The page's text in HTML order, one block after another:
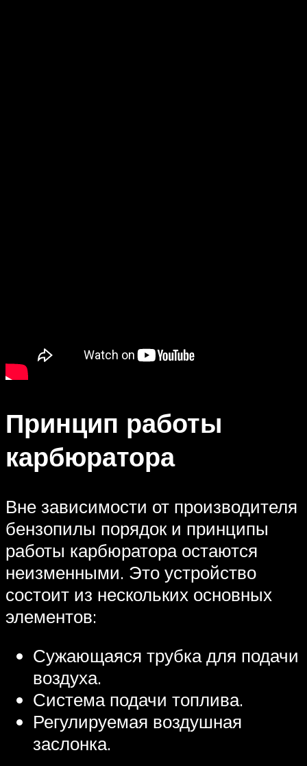
Принцип работы
карбюратора
Вне зависимости от производителя
бензопилы порядок и принципы
работы карбюратора остаются
неизменными. Это устройство
состоит из нескольких основных
элементов:
Сужающаяся трубка для подачи
воздуха.
Система подачи топлива.
Регулируемая воздушная
заслонка.